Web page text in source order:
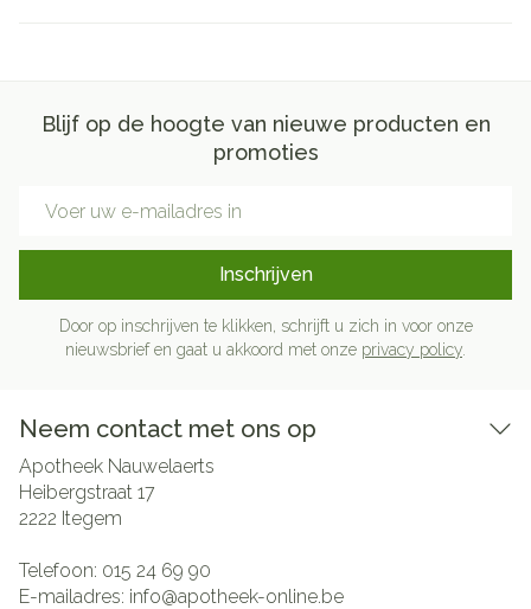
Blijf op de hoogte van nieuwe producten en
promoties
Inschrijven
Door op inschrijven te klikken, schrijft u zich in voor onze
nieuwsbrief en gaat u akkoord met onze privacy policy
Neem contact met ons op
Apotheek Nauwelaerts
Heibergstraat 17
2222 Itegem
Telefoon: 015 24 69 90
E-mailadres: info@apotheek-online.be